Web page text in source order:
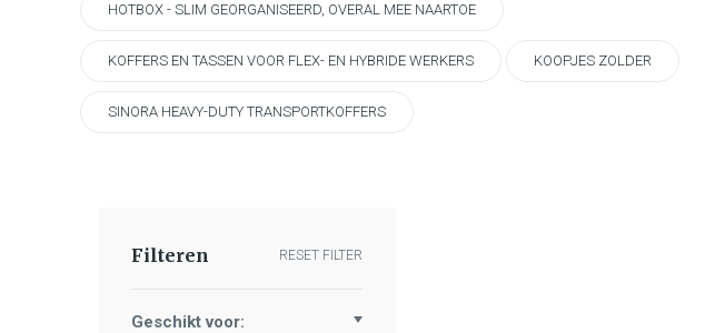
HOTBOX - SLIM GEORGANISEERD, OVERAL MEE NAARTOE
KOFFERS EN TASSEN VOOR FLEX- EN HYBRIDE WERKERS KOOPJES ZOLDER
SINORA HEAVY-DUTY TRANSPORTKOFFERS
Filteren RESET FILTER
Geschikt voor: